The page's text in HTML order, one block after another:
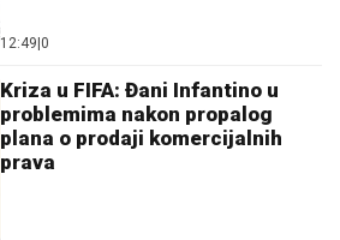
12:49 0
Kriza u FIFA: Đani Infantino u
problemima nakon propalog
plana o prodaji komercijalnih
prava